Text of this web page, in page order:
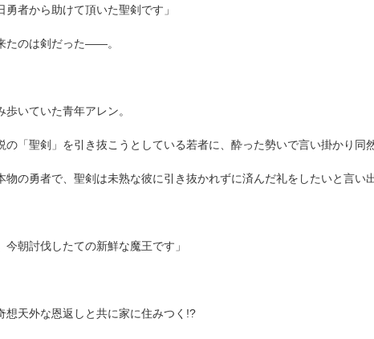
勇者から助けて頂いた聖剣です」
たのは剣だった――。
いていた青年アレン。
「聖剣」を引き抜こうとしている若者に、酔った勢いで言い掛かり同
の勇者で、聖剣は未熟な彼に引き抜かれずに済んだ礼をしたいと言い出
今朝討伐したての新鮮な魔王です」
想天外な恩返しと共に家に住みつく!?